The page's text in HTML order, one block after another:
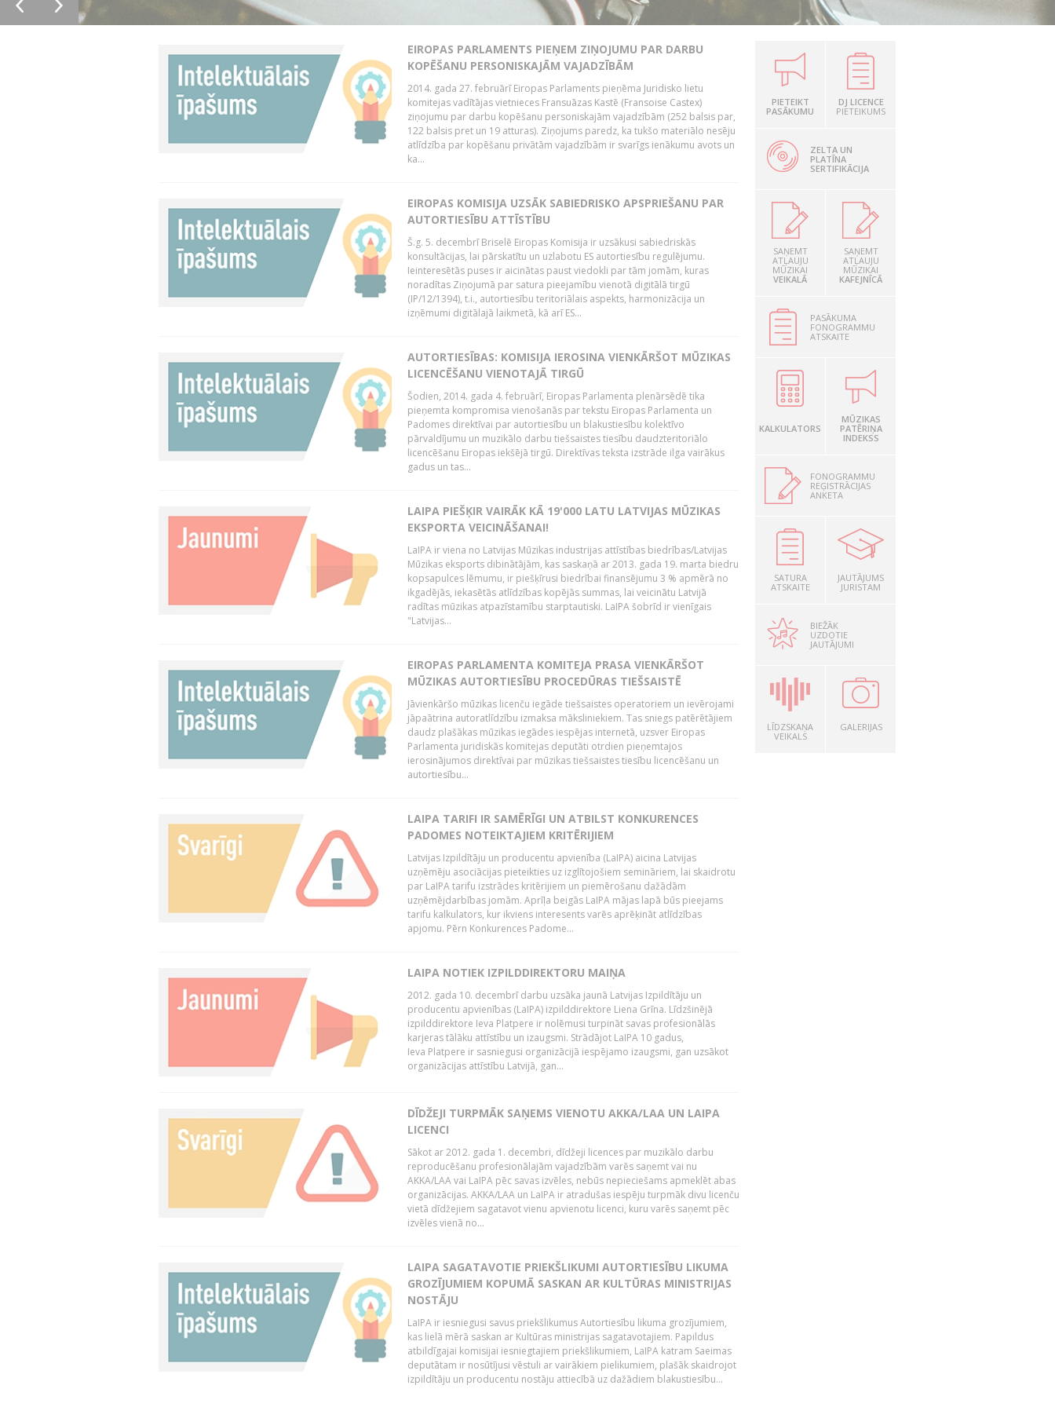
EIROPAS PARLAMENTS PIEŅEM ZIŅOJUMU PAR DARBU
KOPĒŠANU PERSONISKAJĀM VAJADZĪBĀM
2014. gada 27. februārī Eiropas Parlaments pieņēma Juridisko lietu
komitejas vadītājas vietnieces Fransuāzas Kastē (Fransoise Castex)
ziņojumu par darbu kopēšanu personiskajām vajadzībām (252 balsis par,
122 balsis pret un 19 atturas). Ziņojums paredz, ka tukšo materiālo nesēju
atlīdzība par kopēšanu privātām vajadzībām ir svarīgs ienākumu avots un
ka...
EIROPAS KOMISIJA UZSĀK SABIEDRISKO APSPRIEŠANU PAR
AUTORTIESĪBU ATTĪSTĪBU
Š.g. 5. decembrī Briselē Eiropas Komisija ir uzsākusi sabiedriskās
konsultācijas, lai pārskatītu un uzlabotu ES autortiesību regulējumu.
Ieinteresētās puses ir aicinātas paust viedokli par tām jomām, kuras
noradītas Ziņojumā par satura pieejamību vienotā digitālā tirgū
(IP/12/1394), t.i., autortiesību teritoriālais aspekts, harmonizācija un
izņēmumi digitālajā laikmetā, kā arī ES...
AUTORTIESĪBAS: KOMISIJA IEROSINA VIENKĀRŠOT MŪZIKAS
LICENCĒŠANU VIENOTAJĀ TIRGŪ
Šodien, 2014. gada 4. februārī, Eiropas Parlamenta plenārsēdē tika
pieņemta kompromisa vienošanās par tekstu Eiropas Parlamenta un
Padomes direktīvai par autortiesību un blakustiesību kolektīvo
pārvaldījumu un muzikālo darbu tiešsaistes tiesību daudzteritoriālo
licencēšanu Eiropas iekšējā tirgū. Direktīvas teksta izstrāde ilga vairākus
gadus un tas...
LAIPA PIEŠĶIR VAIRĀK KĀ 19'000 LATU LATVIJAS MŪZIKAS
EKSPORTA VEICINĀŠANAI!
LaIPA ir viena no Latvijas Mūzikas industrijas attīstības biedrības/Latvijas
Mūzikas eksports dibinātājām, kas saskaņā ar 2013. gada 19. marta biedru
kopsapulces lēmumu, ir piešķīrusi biedrībai finansējumu 3 % apmērā no
ikgadējās, iekasētās atlīdzības kopējās summas, lai veicinātu Latvijā
radītas mūzikas atpazīstamību starptautiski. LaIPA šobrīd ir vienīgais
"Latvijas...
EIROPAS PARLAMENTA KOMITEJA PRASA VIENKĀRŠOT
MŪZIKAS AUTORTIESĪBU PROCEDŪRAS TIEŠSAISTĒ
Jāvienkāršo mūzikas licenču iegāde tiešsaistes operatoriem un ievērojami
jāpaātrina autoratlīdzību izmaksa māksliniekiem. Tas sniegs patērētājiem
daudz plašākas mūzikas iegādes iespējas internetā, uzsver Eiropas
Parlamenta juridiskās komitejas deputāti otrdien pieņemtajos
ierosinājumos direktīvai par mūzikas tiešsaistes tiesību licencēšanu un
autortiesību...
LAIPA TARIFI IR SAMĒRĪGI UN ATBILST KONKURENCES
PADOMES NOTEIKTAJIEM KRITĒRIJIEM
Latvijas Izpildītāju un producentu apvienība (LaIPA) aicina Latvijas
uzņēmēju asociācijas pieteikties uz izglītojošiem semināriem, lai skaidrotu
par LaIPA tarifu izstrādes kritērijiem un piemērošanu dažādām
uzņēmējdarbības jomām. Aprīļa beigās LaIPA mājas lapā būs pieejams
tarifu kalkulators, kur ikviens interesents varēs aprēķināt atlīdzības
apjomu. Pērn Konkurences Padome...
LAIPA NOTIEK IZPILDDIREKTORU MAIŅA
2012. gada 10. decembrī darbu uzsāka jaunā Latvijas Izpildītāju un
producentu apvienības (LaIPA) izpilddirektore Liena Grīna. Līdzšinējā
izpilddirektore Ieva Platpere ir nolēmusi turpināt savas profesionālās
karjeras tālāku attīstību un izaugsmi. Strādājot LaIPA 10 gadus,
Ieva Platpere ir sasniegusi organizācijā iespējamo izaugsmi, gan uzsākot
organizācijas attīstību Latvijā, gan...
DĪDŽEJI TURPMĀK SAŅEMS VIENOTU AKKA/LAA UN LAIPA
LICENCI
Sākot ar 2012. gada 1. decembri, dīdžeji licences par muzikālo darbu
reproducēšanu profesionālajām vajadzībām varēs saņemt vai nu
AKKA/LAA vai LaIPA pēc savas izvēles, nebūs nepieciešams apmeklēt abas
organizācijas. AKKA/LAA un LaIPA ir atradušas iespēju turpmāk divu licenču
vietā dīdžejiem sagatavot vienu apvienotu licenci, kuru varēs saņemt pēc
izvēles vienā no...
LAIPA SAGATAVOTIE PRIEKŠLIKUMI AUTORTIESĪBU LIKUMA
GROZĪJUMIEM KOPUMĀ SASKAN AR KULTŪRAS MINISTRIJAS
NOSTĀJU
LaIPA ir iesniegusi savus priekšlikumus Autortiesību likuma grozījumiem,
kas lielā mērā saskan ar Kultūras ministrijas sagatavotajiem. Papildus
atbildīgajai komisijai iesniegtajiem priekšlikumiem, LaIPA katram Saeimas
deputātam ir nosūtījusi vēstuli ar vairākiem pielikumiem, plašāk skaidrojot
izpildītāju un producentu nostāju attiecībā uz dažādiem blakustiesību...
PIETEIKT
PASĀKUMU
DJ LICENCE
PIETEIKUMS
ZELTA UN
PLATĪNA
SERTIFIKĀCIJA
SAŅEMT
ATĻAUJU
MŪZIKAI
VEIKALĀ
SAŅEMT
ATĻAUJU
MŪZIKAI
KAFEJNĪCĀ
PASĀKUMA
FONOGRAMMU
ATSKAITE
KALKULATORS
MŪZIKAS
PATĒRIŅA
INDEKSS
FONOGRAMMU
REĢISTRĀCIJAS
ANKETA
SATURA
ATSKAITE
JAUTĀJUMS
JURISTAM
BIEŽĀK
UZDOTIE
JAUTĀJUMI
LĪDZSKAŅA
VEIKALS
GALERIJAS